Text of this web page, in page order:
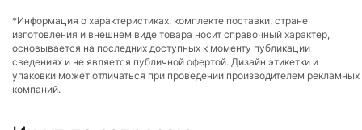
*Информация о характеристиках, комплекте поставки, стране
изготовления и внешнем виде товара носит справочный характер,
основывается на последних доступных к моменту публикации
сведениях и не является публичной офертой. Дизайн этикетки и
упаковки может отличаться при проведении производителем рекламных
компаний.